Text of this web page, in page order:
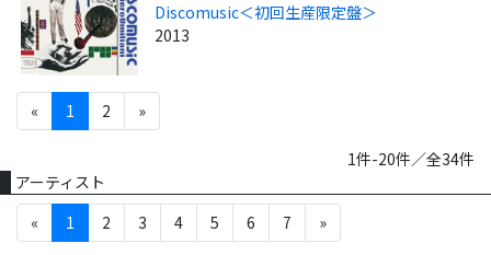
Discomusic＜初回生産限定盤＞
2013
« 1 2 »
1件-20件／全34件
アーティスト
«
1 2 3 4 5 6 7 »